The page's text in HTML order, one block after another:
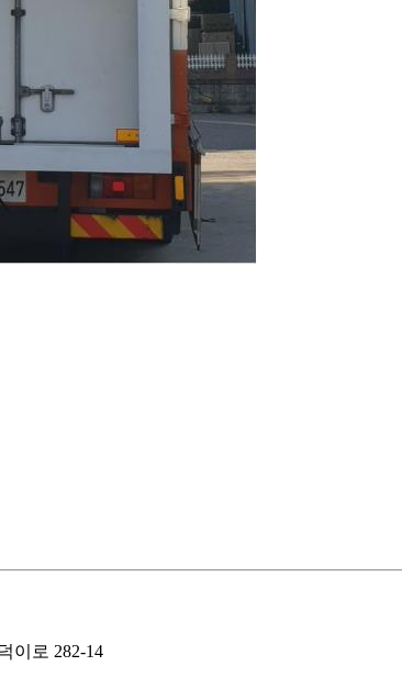
이로 282-14